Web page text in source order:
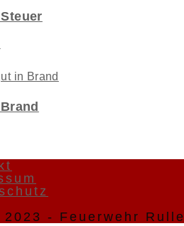
2023 - Feuerwehr Rulle